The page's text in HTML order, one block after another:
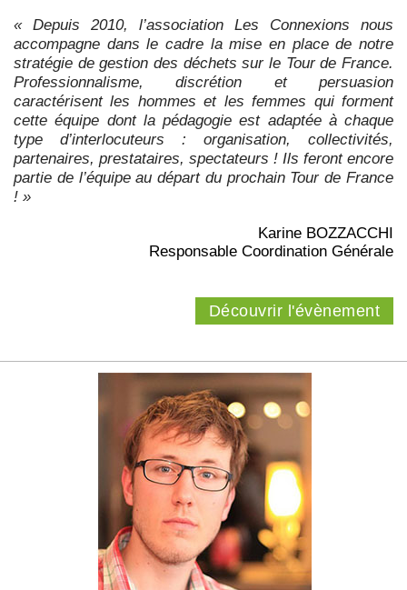
« Depuis 2010, l’association Les Connexions nous
accompagne dans le cadre la mise en place de notre
stratégie de gestion des déchets sur le Tour de France.
Professionnalisme, discrétion et persuasion
caractérisent les hommes et les femmes qui forment
cette équipe dont la pédagogie est adaptée à chaque
type d’interlocuteurs : organisation, collectivités,
partenaires, prestataires, spectateurs ! Ils feront encore
partie de l’équipe au départ du prochain Tour de France
! »
Karine BOZZACCHI
Responsable Coordination Générale
Découvrir l'évènement